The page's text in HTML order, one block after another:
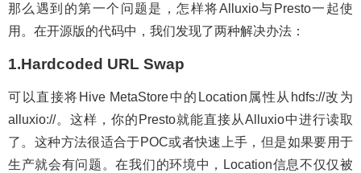
那么遇到的第一个问题是，怎样将Alluxio与Presto一起使
用。在开源版的代码中，我们发现了两种解决办法：
1.Hardcoded URL Swap
可以直接将Hive MetaStore中的Location属性从hdfs://改为
alluxio://。这样，你的Presto就能直接从Alluxio中进行读取
了。这种方法很适合于POC或者快速上手，但是如果要用于
生产就会有问题。在我们的环境中，Location信息不仅仅被